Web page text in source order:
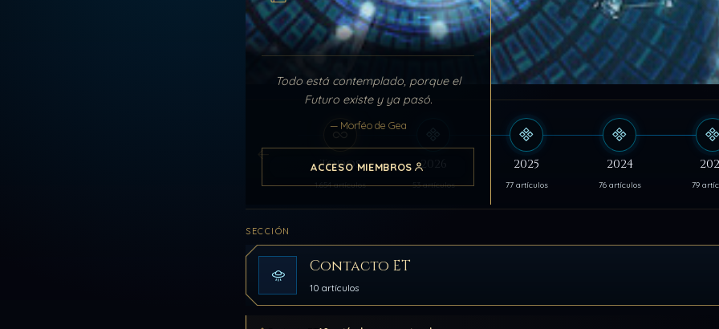
Todo está contemplado, porque el
Futuro existe y ya pasó.
— Morféo de Gea
ACCESO MIEMBROS
Todos
1.654 artículos
2026
53 artículos
2025
77 artículos
2024
76 artículos 79
SECCIÓN
Contacto ET
10 artículos